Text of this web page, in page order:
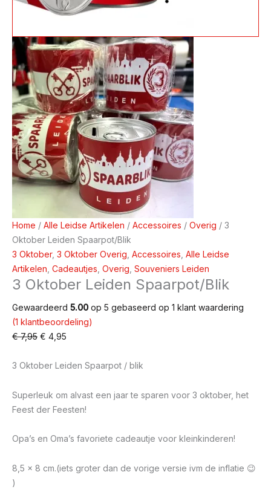
Home / Alle Leidse Artikelen / Accessoires / Overig / 3
Oktober Leiden Spaarpot/Blik
3 Oktober, 3 Oktober Overig Accessoires Alle Leidse
Artikelen Cadeautjes Overig Souveniers Leiden
3 Oktober Leiden Spaarpot/Blik
Gewaardeerd 5.00 op 5 gebaseerd op 1 klant waardering
(1 klantbeoordeling)
€7,95 € 4,95
3 Oktober Leiden Spaarpot / blik
Superleuk om alvast een jaar te sparen voor 3 oktober, het
Feest der Feesten!
Opa’s en Oma’s favoriete cadeautje voor kleinkinderen!
8,5 x 8 cm.(iets groter dan de vorige versie ivm de inflatie 😉
)